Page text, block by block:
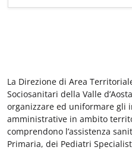
La Direzione di Area
Sociosanitari della Valle
organizzare ed uniformare gli
amministrative in ambito
comprendono l’assistenza
Primaria, dei Pediatri